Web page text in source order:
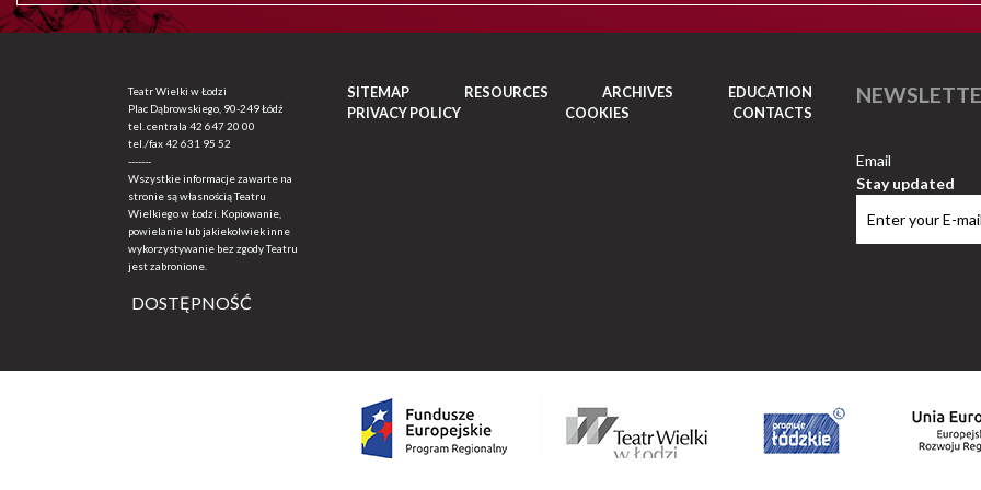
Teatr Wielki w Łodzi
Plac Dąbrowskiego, 90-249 Łódź
tel. centrala 42 647 20 00
tel./fax42 631 95 52
-------
Wszystkie informacje zawarte na
stronie są własnością Teatru
Wielkiego w Łodzi. Kopiowanie,
powielanie lub jakiekolwiek inne
wykorzystywanie bez zgody Teatru
jest zabronione.
DOSTĘPNOŚĆ
SITEMAP RESOURCES ARCHIVES
EDUCATION
PRIVACY POLICY
COOKIES CONTACTS
Email
Stay updated